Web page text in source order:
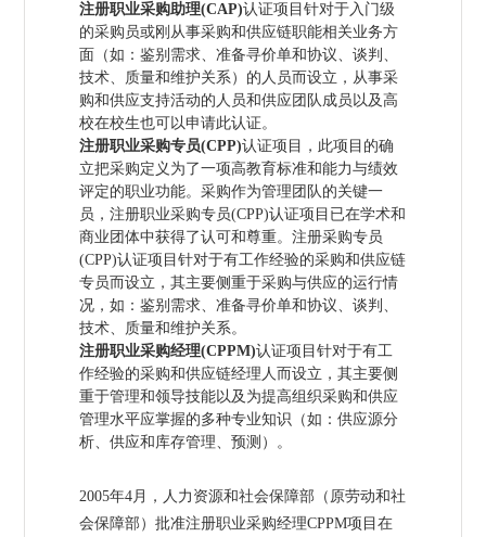
注册职业采购助理(CAP)认证项目针对于入门级
的采购员或刚从事采购和供应链职能相关业务方
面（如：鉴别需求、准备寻价单和协议、谈判、
技术、质量和维护关系）的人员而设立，从事采
购和供应支持活动的人员和供应团队成员以及高
校在校生也可以申请此认证。
注册职业采购专员(CPP)认证项目，此项目的确
立把采购定义为了一项高教育标准和能力与绩效
评定的职业功能。采购作为管理团队的关键一
员，注册职业采购专员(CPP)认证项目已在学术和
商业团体中获得了认可和尊重。注册采购专员
(CPP)认证项目针对于有工作经验的采购和供应链
专员而设立，其主要侧重于采购与供应的运行情
况，如：鉴别需求、准备寻价单和协议、谈判、
技术、质量和维护关系。
注册职业采购经理(CPPM)认证项目针对于有工
作经验的采购和供应链经理人而设立，其主要侧
重于管理和领导技能以及为提高组织采购和供应
管理水平应掌握的多种专业知识（如：供应源分
析、供应和库存管理、预测）。
2005年4月，人力资源和社会保障部（原劳动和社
会保障部）批准注册职业采购经理CPPM项目在